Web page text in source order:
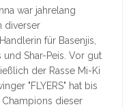
war jahrelang
diverser
für Basenjis,
Shar-Peis. Vor gut
der Rasse Mi-Ki
"FLYERS" hat bis
dieser